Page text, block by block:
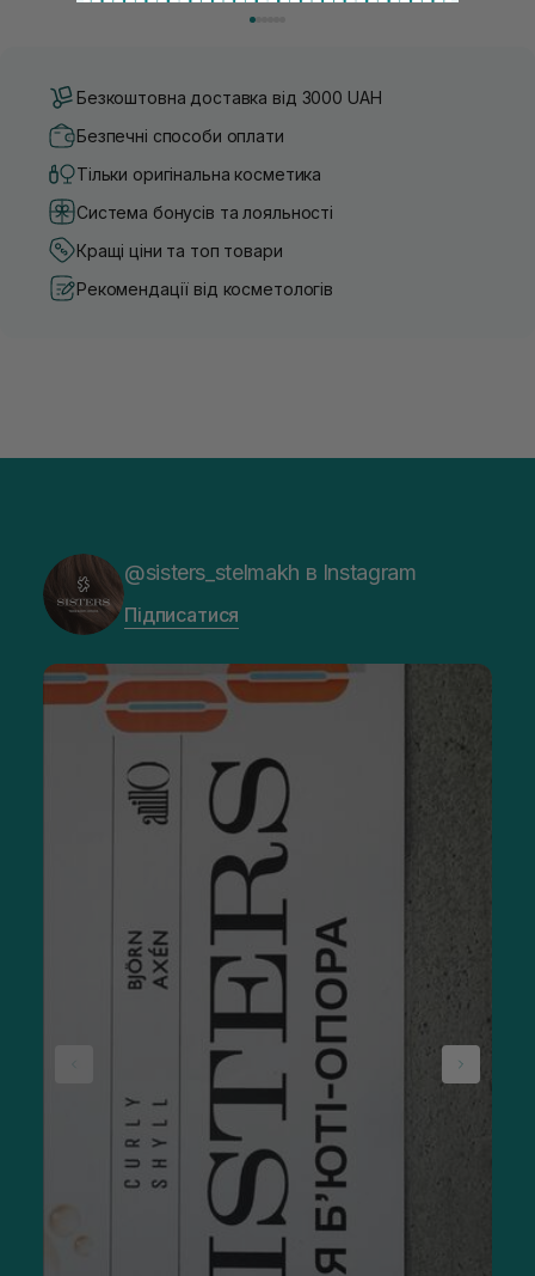
Безкоштовна доставка від 3000 UAH
Безпечні способи оплати
Тільки оригінальна косметика
Система бонусів та лояльності
Кращі ціни та топ товари
Рекомендації від косметологів
@sisters_stelmakh в Instagram
Підписатися